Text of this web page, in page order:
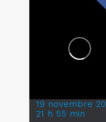
19 novembre
21 h 55 min